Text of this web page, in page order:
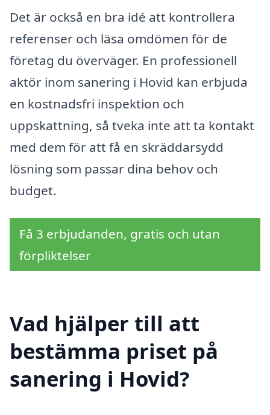
Det är också en bra idé att kontrollera
referenser och läsa omdömen för de
företag du överväger. En professionell
aktör inom sanering i Hovid kan erbjuda
en kostnadsfri inspektion och
uppskattning, så tveka inte att ta kontakt
med dem för att få en skräddarsydd
lösning som passar dina behov och
budget.
Få 3 erbjudanden, gratis och utan
förpliktelser
Vad hjälper till att
bestämma priset på
sanering i Hovid?